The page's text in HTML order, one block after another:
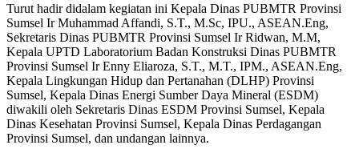
Turut hadir didalam kegiatan ini Kepala Dinas PUBMTR Provinsi
Sumsel Ir Muhammad Affandi, S.T., M.Sc, IPU., ASEAN.Eng,
Sekretaris Dinas PUBMTR Provinsi Sumsel Ir Ridwan, M.M,
Kepala UPTD Laboratorium Badan Konstruksi Dinas PUBMTR
Provinsi Sumsel Ir Enny Eliaroza, S.T., M.T., IPM., ASEAN.Eng,
Kepala Lingkungan Hidup dan Pertanahan (DLHP) Provinsi
Sumsel, Kepala Dinas Energi Sumber Daya Mineral (ESDM)
diwakili oleh Sekretaris Dinas ESDM Provinsi Sumsel, Kepala
Dinas Kesehatan Provinsi Sumsel, Kepala Dinas Perdagangan
Provinsi Sumsel, dan undangan lainnya.